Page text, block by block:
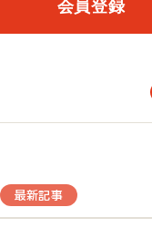
会員登録
最新記事